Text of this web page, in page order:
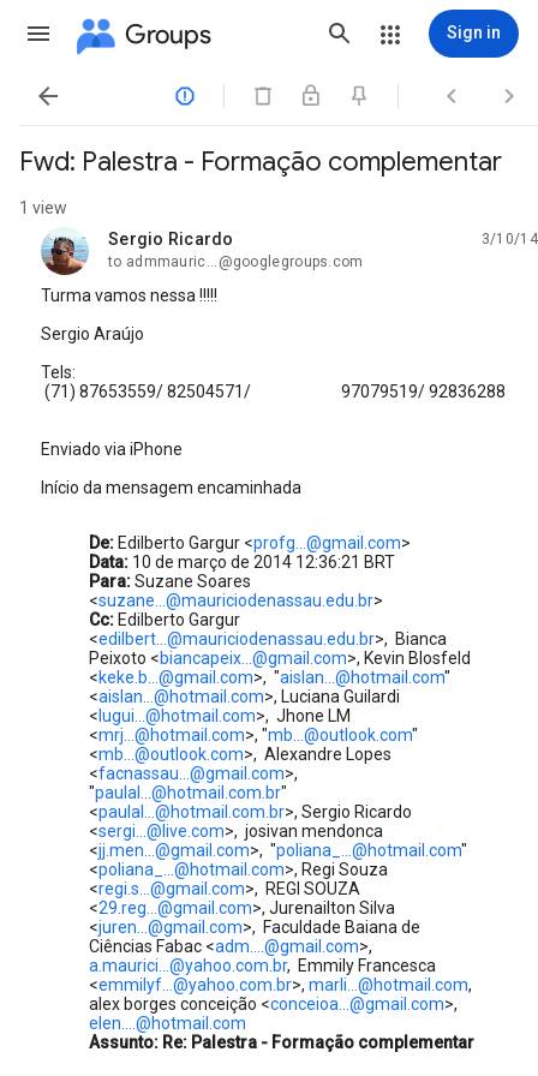
Groups Sign in
   
Fwd: Palestra - Formação complementar
1 view
Sergio Ricardo
unread,
3/10/14
to admmauric...@googlegroups.com
Turma vamos nessa !!!!!
Sergio Araújo
Tels:
(71) 87653559/ 82504571/ 97079519/ 92836288
Enviado via iPhone
Início da mensagem encaminhada
De: Edilberto Gargur <profg...@gmail.com>
Data: 10 de março de 2014 12:36:21 BRT
Para:Suzane Soares
<suzane...@mauriciodenassau.edu.br>
Cc: Edilberto Gargur
<edilbert...@mauriciodenassau.edu.br>, Bianca
Peixoto <biancapeix...@gmail.com>, Kevin Blosfeld
<keke.b...@gmail.com>, "aislan...@hotmail.com"
<aislan...@hotmail.com>, Luciana Guilardi
< lugui...@hotmail.com>, Jhone LM
<mrj...@hotmail.com>, "mb...@outlook.com"
<mb...@outlook.com>, Alexandre Lopes
<facnassau...@gmail.com>,
"paulal...@hotmail.com.br"
<paulal...@hotmail.com.br>, Sergio Ricardo
<sergi...@live.com>, josivan mendonca
<jj.men...@gmail.com>, "poliana_...@hotmail.com"
<poliana_...@hotmail.com>, Regi Souza
<regi.s...@gmail.com>, REGI SOUZA
<29.reg...@gmail.com>, Jurenailton Silva
<juren...@gmail.com>, Faculdade Baiana de
Ciências Fabac <adm....@gmail.com>,
a.maurici...@yahoo.com.br, Emmily Francesca
<emmilyf...@yahoo.com.br>, marli...@hotmail.com,
alex borges conceição <conceioa...@gmail.com>,
elen....@hotmail.com
Assunto: Re: Palestra - Formação complementar